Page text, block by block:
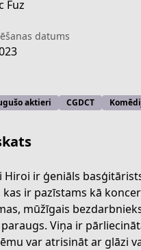
Fuz
datums
aktieri CGDCT
Hiroi ir ģeniāls
kas ir pazīstams kā
mūžīgais
Viņa ir
var atrisināt ar glāzi